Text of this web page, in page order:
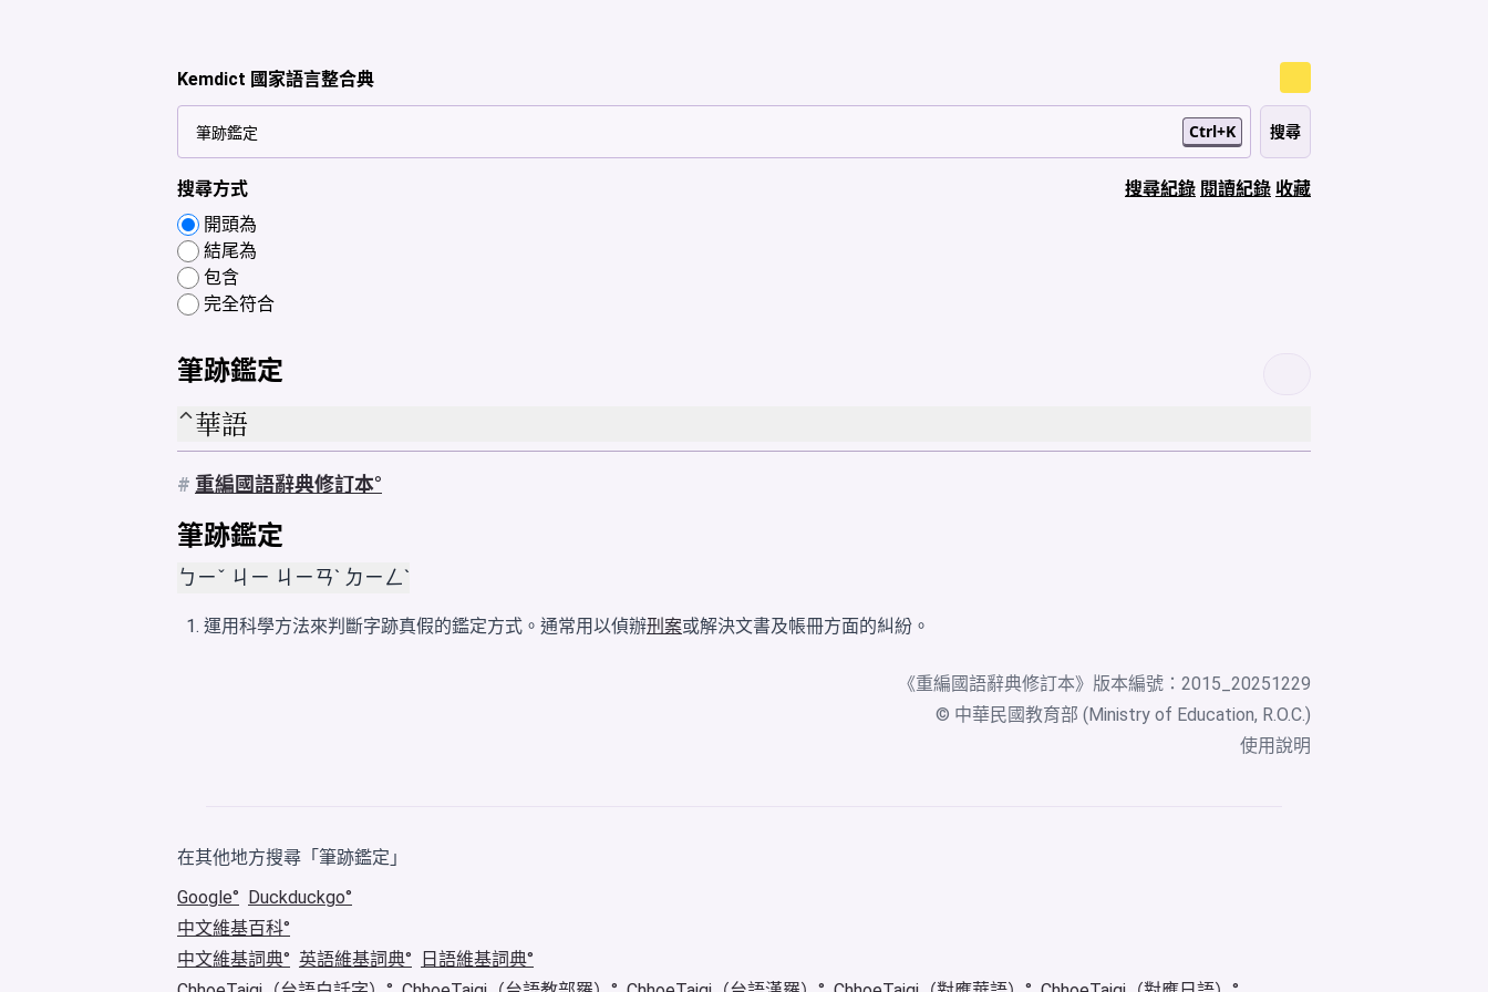
Kemdict 國家語言整合典
Ctrl+K
搜尋方式
開頭為
結尾為
包含
完全符合
搜尋紀錄 閱讀紀錄 收藏
筆跡鑑定
華語
# 重編國語辭典修訂本
筆跡鑑定
ㄅㄧˇ ㄐㄧ ㄐㄧㄢˋ ㄉㄧㄥˋ
運用科學方法來判斷字跡真假的鑑定方式。通常用以偵辦刑案或解決文書及帳冊方面的糾紛。
《重編國語辭典修訂本》版本編號：2015_20251229
© 中華民國教育部 (Ministry of Education, R.O.C.)
使用說明
在其他地方搜尋「筆跡鑑定」
Google
Duckduckgo
中文維基百科
中文維基詞典
英語維基詞典
日語維基詞典